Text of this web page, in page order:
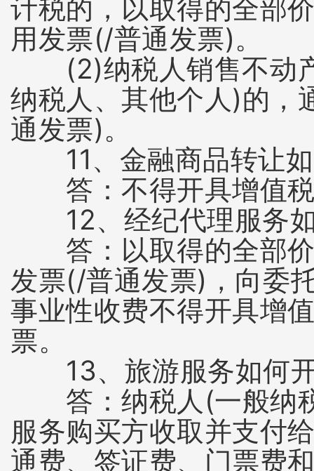
计税的，以取得的全部
用发票(/普通发票)。
(2)纳税人销售不动产
纳税人、其他个人)的，
通发票)。
11、金融商品转让如
答：不得开具增值税
12、经纪代理服务如
答：以取得的全部价
发票(/普通发票)，向委
事业性收费不得开具增
票。
13、旅游服务如何
答：纳税人(一般纳税
服务购买方收取并支付
通费、签证费、门票费